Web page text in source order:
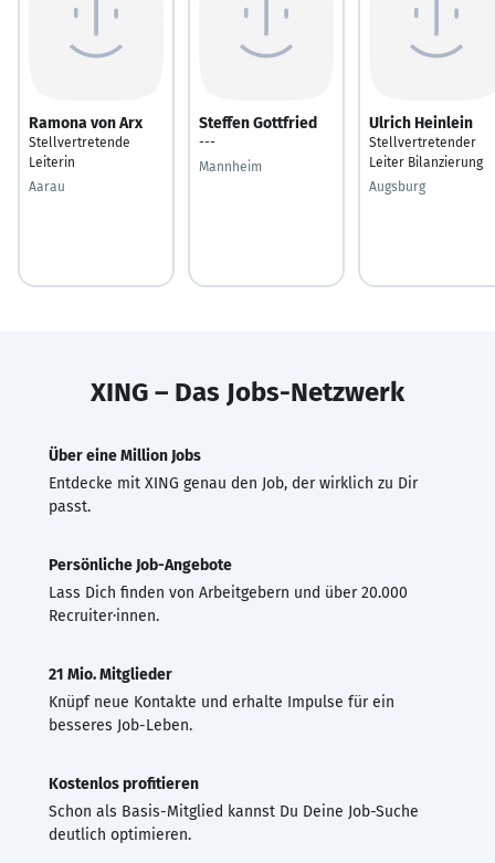
Ramona von Arx
Stellvertretende
Leiterin
Aarau
Steffen Gottfried
---
Mannheim
Ulrich Heinlein
Stellvertretender
Leiter Bilanzierung
Augsburg
XING – Das Jobs-Netzwerk
Über eine Million Jobs
Entdecke mit XING genau den Job, der wirklich zu Dir
passt.
Persönliche Job-Angebote
Lass Dich finden von Arbeitgebern und über 20.000
Recruiter·innen.
21 Mio. Mitglieder
Knüpf neue Kontakte und erhalte Impulse für ein
besseres Job-Leben.
Kostenlos profitieren
Schon als Basis-Mitglied kannst Du Deine Job-Suche
deutlich optimieren.